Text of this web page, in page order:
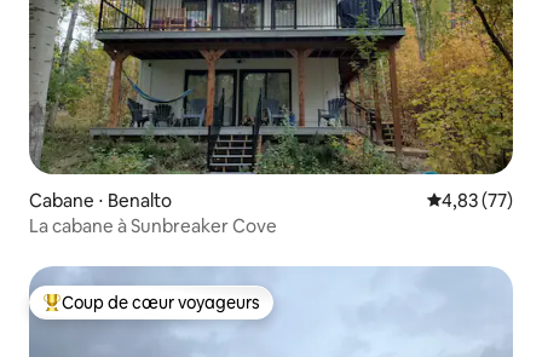
Cabane ⋅ Benalto Évaluation
4,83 (77)
La cabane à Sunbreaker Cove
Coups de cœur voyageurs les plus appréciés
Coup de cœur voyageurs